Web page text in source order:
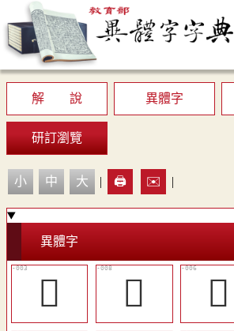
最新消息
顯示模式
網站導覽
解 說
異體字
研訂瀏覽
小 中 大 | 🖨️ ✉️ |
異體字
𥏷 𨾤 󶝍